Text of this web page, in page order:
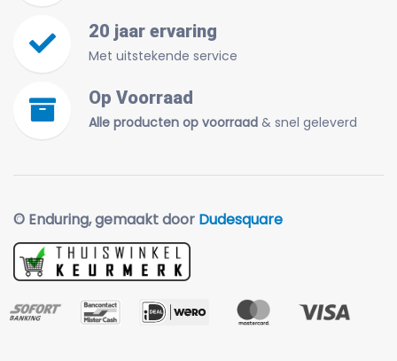
20 jaar ervaring
Met uitstekende service
Op Voorraad
Alle producten op voorraad & snel geleverd
© Enduring, gemaakt door Dudesquare